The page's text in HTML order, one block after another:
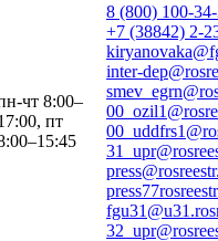
чт 8:00–
пт
8 (800) 100-
+7 (38842) 2-
inter-